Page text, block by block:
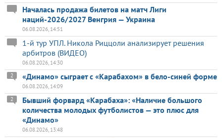
Началась продажа билетов на матч Лиги
наций-2026/2027 Венгрия — Украина
06.08.2026, 14:51
1-й тур УПЛ. Никола Риццоли анализирует решения
арбитров (ВИДЕО)
06.08.2026, 14:30
«Динамо» сыграет с «Карабахом» в бело-синей форме
2
06.08.2026, 14:09
Бывший форвард «Карабаха»: «Наличие большого
количества молодых футболистов — это плюс для
«Динамо»
2
06.08.2026, 13:48